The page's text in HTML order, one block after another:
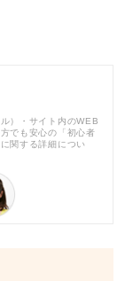
）・サイト内のWEB
でも安心の「初心者
関する詳細につい